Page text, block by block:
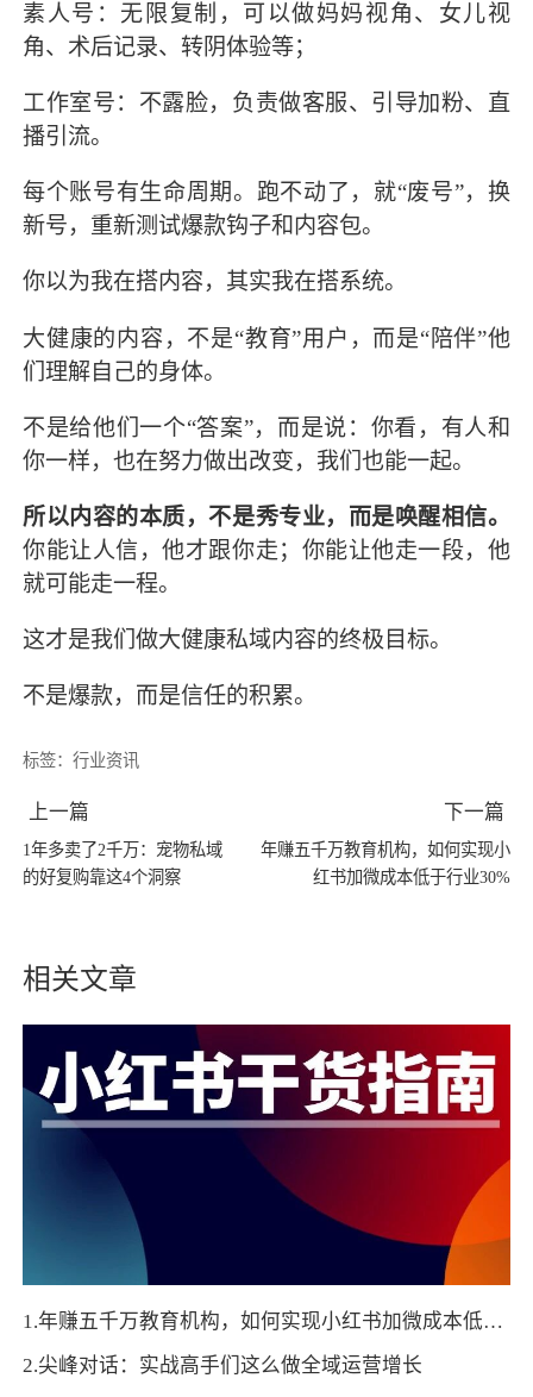
素人号：无限复制，可以做妈妈视角、女儿视
角、术后记录、转阴体验等；
工作室号：不露脸，负责做客服、引导加粉、直
播引流。
每个账号有生命周期。跑不动了，就“废号”，换
新号，重新测试爆款钩子和内容包。
你以为我在搭内容，其实我在搭系统。
大健康的内容，不是“教育”用户，而是“陪伴”他
们理解自己的身体。
不是给他们一个“答案”，而是说：你看，有人和
你一样，也在努力做出改变，我们也能一起。
所以内容的本质，不是秀专业，而是唤醒相信。
你能让人信，他才跟你走；你能让他走一段，他
就可能走一程。
这才是我们做大健康私域内容的终极目标。
不是爆款，而是信任的积累。
标签：行业资讯
上一篇
1年多卖了2千万：宠物私域
的好复购靠这4个洞察
下一篇
年赚五千万教育机构，如何实现小
红书加微成本低于行业30%
相关文章
1.年赚五千万教育机构，如何实现小红书加微成本低于行业30%
2.尖峰对话：实战高手们这么做全域运营增长